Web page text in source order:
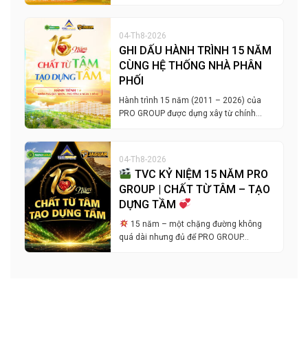
04-Th8-2026
GHI DẤU HÀNH TRÌNH 15 NĂM
CÙNG HỆ THỐNG NHÀ PHÂN
PHỐI
Hành trình 15 năm (2011 – 2026) của
PRO GROUP được dựng xây từ chính…
04-Th8-2026
TVC KỶ NIỆM 15 NĂM PRO
GROUP | CHẤT TỪ TÂM – TẠO
DỰNG TẦM
15 năm – một chặng đường không
quá dài nhưng đủ để PRO GROUP…